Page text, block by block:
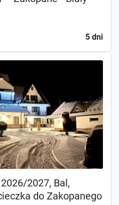
5 dni
2027, Bal,
do Zakopanego